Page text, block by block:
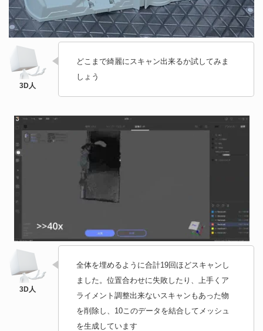
どこまで綺麗にスキャン出来るか試してみま
しょう
全体を埋めるように合計19回ほどスキャンし
ました。位置合わせに失敗したり、上手くア
ライメント調整出来ないスキャンもあった物
を削除し、10このデータを結合してメッシュ
を生成しています